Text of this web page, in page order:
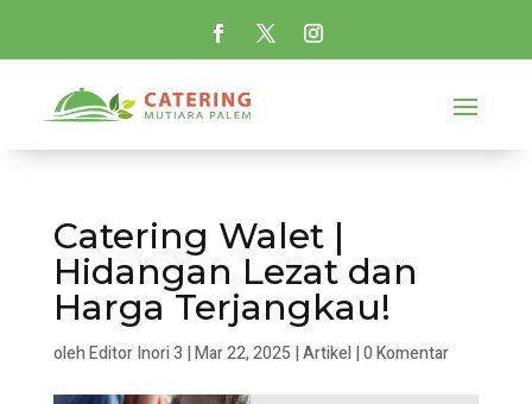
Catering Walet |
Hidangan Lezat dan
Harga Terjangkau!
olehEditor Inori 3 |Mar 22, 2025 |Artikel|0 Komentar